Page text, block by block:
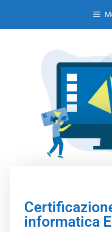
informatica